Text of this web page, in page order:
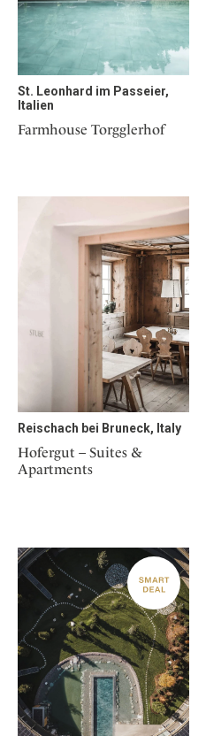
St. Leonhard im Passeier,
Italien
Farmhouse Torgglerhof
Reischach bei Bruneck, Italy
Hofergut – Suites &
Apartments